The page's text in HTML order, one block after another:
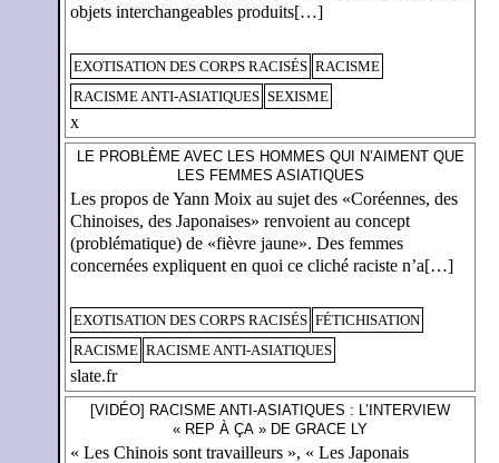
objets interchangeables produits[…]
EXOTISATION DES CORPS RACISÉS RACISME
RACISME ANTI-ASIATIQUES SEXISME
x
LE PROBLÈME AVEC LES HOMMES QUI N’AIMENT QUE
LES FEMMES ASIATIQUES
Les propos de Yann Moix au sujet des «Coréennes, des
Chinoises, des Japonaises» renvoient au concept
(problématique) de «fièvre jaune». Des femmes
concernées expliquent en quoi ce cliché raciste n’a[…]
EXOTISATION DES CORPS RACISÉS FÉTICHISATION
RACISME RACISME ANTI-ASIATIQUES
slate.fr
[VIDÉO] RACISME ANTI-ASIATIQUES : L’INTERVIEW
« REP À ÇA » DE GRACE LY
« Les Chinois sont travailleurs », « Les Japonais